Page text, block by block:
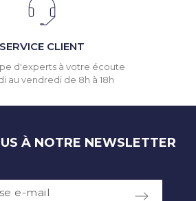
SERVICE CLIENT
d'experts à votre écoute
au vendredi de 8h à 18h
À NOTRE NEWSLETTER